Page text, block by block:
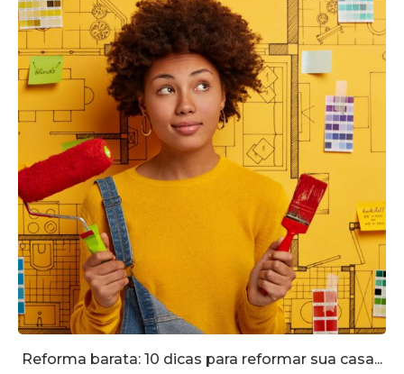
Reforma barata: 10 dicas para reformar sua casa...